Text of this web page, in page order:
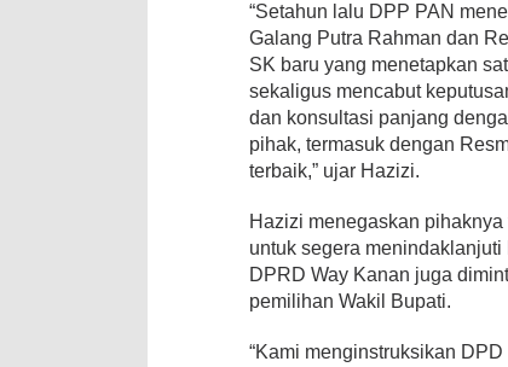
“Setahun lalu DPP PAN
Galang Putra Rahman dan
SK baru yang menetapkan
sekaligus mencabut
dan konsultasi panjang
pihak, termasuk dengan
terbaik,” ujar Hazizi.
Hazizi menegaskan
untuk segera
DPRD Way Kanan juga
pemilihan Wakil Bupati.
“Kami menginstruksikan